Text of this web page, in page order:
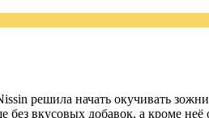
решила начать окучивать
вкусовых добавок, а кроме неё